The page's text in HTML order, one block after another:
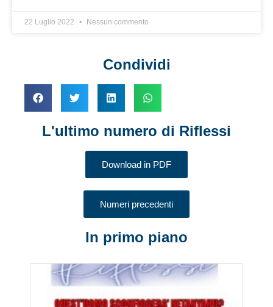
22 Luglio 2022 Nessun commento
Condividi
L'ultimo numero di Riflessi
Download in PDF
Numeri precedenti
In primo piano